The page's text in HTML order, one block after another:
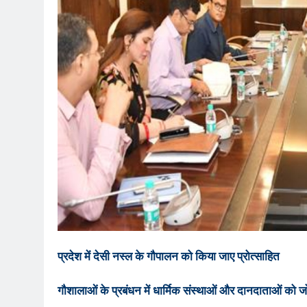
प्रदेश में देसी नस्ल के गौपालन को किया जाए प्रोत्साहित
गौशालाओं के प्रबंधन में धार्मिक संस्थाओं और दानदाताओं को